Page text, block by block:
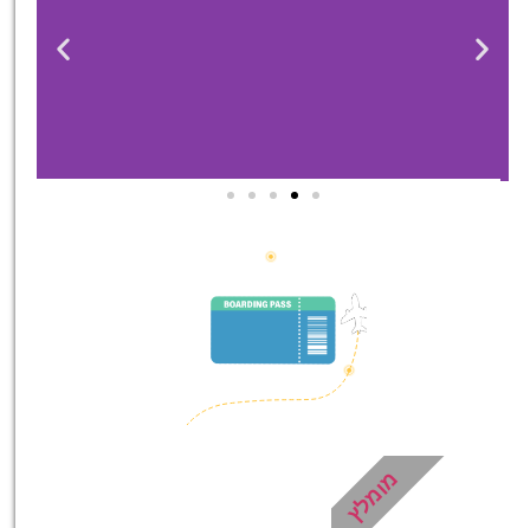
הדרכה מקצועית ואינפורמטיבית
במיוחד עבורכם!
לחצו פה!
מומלץ